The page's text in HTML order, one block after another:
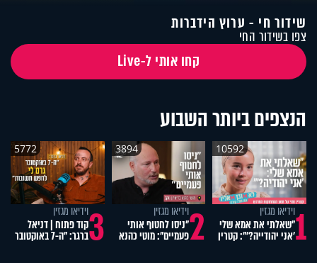
שידור חי - ערוץ הידברות
צפו בשידור החי
קחו אותי ל-Live
הנצפים ביותר השבוע
10592
1וידיאו מגזין
"שאלתי את אמא שלי
'אני יהודייה?'": קטרין
3894
2וידיאו מגזין
"ניסו לחטוף אותי
פעמיים": מוטי כהנא
5772
3וידיאו מגזין
קוד פתוח | דניאל
ברגר: "ה-7 באוקטובר